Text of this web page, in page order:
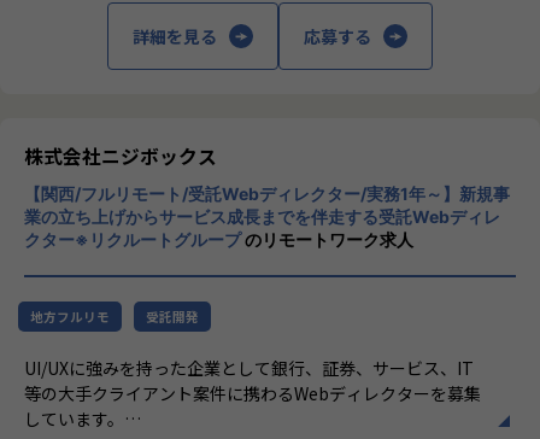
・【運営メディア】POSTD…https://postd.cc/
・【運営イベント】…https://nijibox.connpass.com/
無
-納品までの制作進行管理
- ユーザー受け入れテスト、品質チェック
- 施策実行後の効果測定
がございます。
やりがい/魅力/醍醐味
ニジボックスにはプロジェクトマネージャー、ディレクタ
など、各専門領域のメンバーが在籍しております。
る、一貫したチーム体制で案件に関わっていくことができま
す。
私たちはこの言葉を企業のVisionとしていま
す。
とらえること。
期待を大きく超える新たな価値を共に創り出
すこと。皆さまがサービスの成長を志したと
きに、
真っ先にニジボックスを思い浮かべていただ
けることを目指しています。
詳細を見る 応募する
株式会社ニジボックス
【関西/フルリモート/受託Webディレクター/実務1年～】新規事
業の立ち上げからサービス成長までを伴走する受託Webディレ
クター※リクルートグループのリモートワーク求人
地方フルリモ 受託開発
UI/UXに強みを持った企業として銀行、証券、サービス、IT
等の大手クライアント案件に携わるWebディレクターを募集
しています。